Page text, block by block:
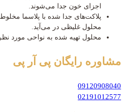
اجزای خون جدا می‌شوند.
پلاکت‌های جدا شده با پلاسما
محلول غلیظی در می‌آید.
محلول تهیه شده به نواحی مورد
مشاوره رایگان پی آر پی
09120908040
02191012577